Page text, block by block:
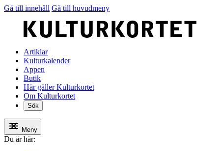
Gå till innehåll Gå till huvudmeny
Artiklar
Kulturkalender
Appen
Butik
Här gäller Kulturkortet
Om Kulturkortet
Sök
Meny
Du är här: